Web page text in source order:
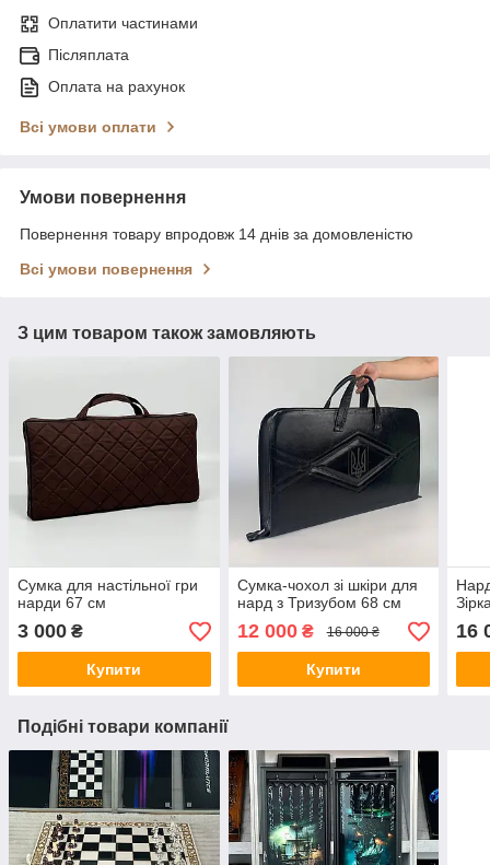
Оплатити частинами
Післяплата
Оплата на рахунок
Всі умови оплати
Умови повернення
Повернення товару впродовж 14 днів за домовленістю
Всі умови повернення
З цим товаром також замовляють
Сумка для настільної гри
нарди 67 см
3 000 ₴
Купити
Сумка-чохол зі шкіри для
нард з Тризубом 68 см
12 000₴ 16 000 ₴
Купити
16
Подібні товари компанії